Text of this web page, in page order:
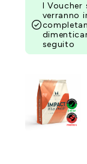
I Voucher
verranno
seguito